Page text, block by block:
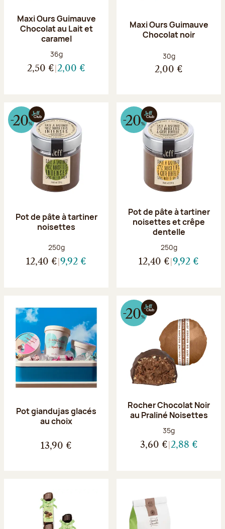
Maxi Ours Guimauve
Chocolat au Lait et
caramel
Poids net :
36g
2,50 € 2,00 €
Maxi Ours Guimauve
Chocolat noir
Poids net :
30g
2,00 €
Pot de pâte à tartiner
noisettes
Poids net :
250g
12,40 € 9,92 €
Pot de pâte à tartiner
noisettes et crêpe
dentelle
Poids net :
250g
12,40 € 9,92 €
Pot giandujas glacés
au choix
13,90 €
Rocher Chocolat Noir
au Praliné Noisettes
Poids net :
35g
3,60 € 2,88 €